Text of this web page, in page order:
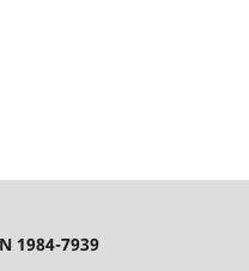
1984-7939